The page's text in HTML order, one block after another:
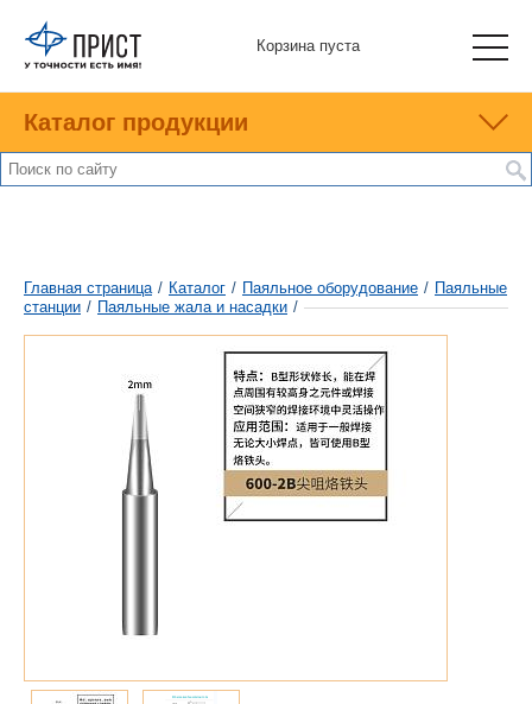
Корзина пуста
Каталог продукции
Главная страница / Каталог / Паяльное оборудование / Паяльные
станции / Паяльные жала и насадки /